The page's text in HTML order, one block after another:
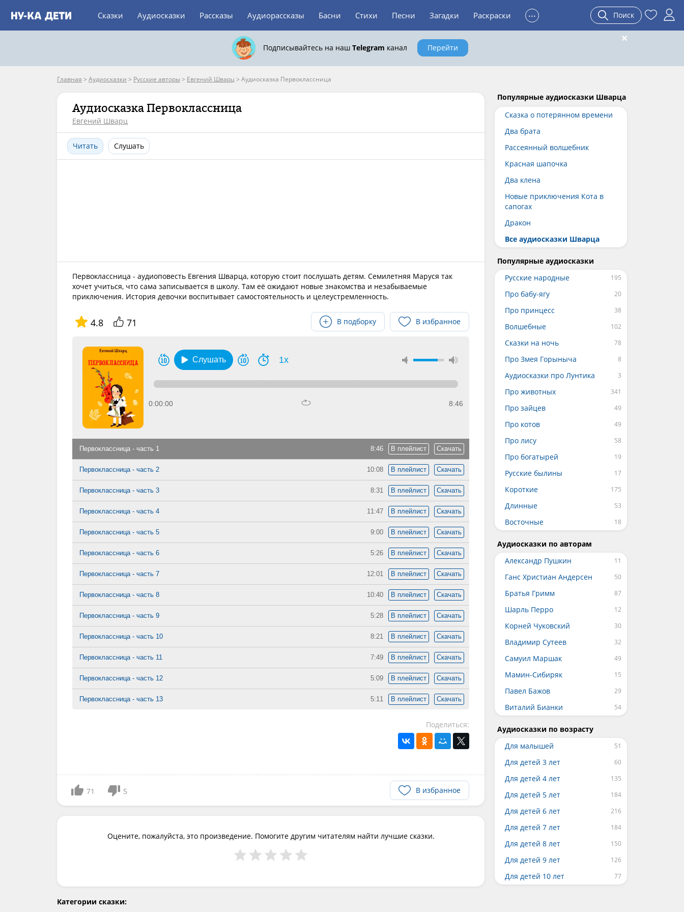
Сказки Аудиосказки Рассказы Аудиорассказы Басни Стихи Песни Загадки Раскраски ... Поиск
Подписывайтесь на наш Telegram канал Перейти
Главная > Аудиосказки > Русские авторы > Евгений Шварц> Аудиосказка Первоклассница
Аудиосказка Первоклассница
Евгений Шварц
Читать Слушать
Первоклассница - аудиоповесть Евгения Шварца, которую стоит послушать детям. Семилетняя Маруся так
хочет учиться, что сама записывается в школу. Там её ожидают новые знакомства и незабываемые
приключения. История девочки воспитывает самостоятельность и целеустремленность.
4.8 71 В подборку В избранное
Слушать 1x
0:00:00 8:46
8:46 В плейлист Скачать
Первоклассница - часть 1
10:08 В плейлист Скачать
Первоклассница - часть 2
8:31 В плейлист Скачать
Первоклассница - часть 3
11:47 В плейлист Скачать
Первоклассница - часть 4
9:00 В плейлист Скачать
Первоклассница - часть 5
5:26 В плейлист Скачать
Первоклассница - часть 6
12:01 В плейлист Скачать
Первоклассница - часть 7
10:40 В плейлист Скачать
Первоклассница - часть 8
5:28 В плейлист Скачать
Первоклассница - часть 9
8:21 В плейлист Скачать
Первоклассница - часть 10
7:49 В плейлист Скачать
Первоклассница - часть 11
5:09 В плейлист Скачать
Первоклассница - часть 12
5:11 В плейлист Скачать
Первоклассница - часть 13
Поделиться:
71 5 В избранное
Оцените, пожалуйста, это произведение. Помогите другим читателям найти лучшие сказки.
Категории сказки:
Популярные аудиосказки Шварца
Сказка о потерянном времени
Два брата
Рассеянный волшебник
Красная шапочка
Два клена
Новые приключения Кота в
сапогах
Дракон
Все аудиосказки Шварца
Популярные аудиосказки
Русские народные
Про бабу-ягу
Про принцесс
Волшебные
Сказки на ночь
Про Змея Горыныча
Аудиосказки про Лунтика
Про животных
Про зайцев
Про котов
Про лису
Про богатырей
Русские былины
Короткие
Длинные
Восточные
Аудиосказки по авторам
Александр Пушкин
Ганс Христиан Андерсен
Братья Гримм
Шарль Перро
Корней Чуковский
Владимир Сутеев
Самуил Маршак
Мамин-Сибиряк
Павел Бажов
Виталий Бианки
Аудиосказки по возрасту
Для малышей
Для детей 3 лет
Для детей 4 лет
Для детей 5 лет
Для детей 6 лет
Для детей 7 лет
Для детей 8 лет
Для детей 9 лет
Для детей 10 лет